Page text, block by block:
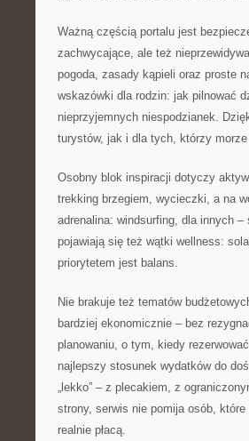
Ważną częścią portalu jest
zachwycające, ale też
pogoda, zasady kąpieli oraz proste
wskazówki dla rodzin: jak pilnować
nieprzyjemnych niespodzianek.
turystów, jak i dla tych, którzy
Osobny blok inspiracji dotyczy
trekking brzegiem, wycieczki, a na
adrenalina: windsurfing, dla innych –
pojawiają się też wątki wellness:
priorytetem jest balans.
Nie brakuje też tematów
bardziej ekonomicznie – bez
planowaniu, o tym, kiedy
najlepszy stosunek wydatków do
„lekko” – z plecakiem, z
strony, serwis nie pomija osób,
realnie płacą.